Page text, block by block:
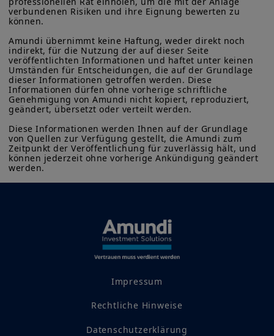
Teilen
sind. Wir empfehlen Ihnen, diese Bedingungen in Ihrem
eigenen Interesse aufmerksam zu lesen.
verbundenen Risiken und ihre Eignung bewerten zu
können.
Amundi übernimmt keine Haftung, weder direkt noch
indirekt, für die Nutzung der auf dieser Seite
veröffentlichten Informationen und haftet unter keinen
Umständen für Entscheidungen, die auf der Grundlage
dieser Informationen getroffen werden. Diese
Informationen dürfen ohne vorherige schriftliche
Genehmigung von Amundi nicht kopiert, reproduziert,
geändert, übersetzt oder verteilt werden.
Diese Informationen werden Ihnen auf der Grundlage
von Quellen zur Verfügung gestellt, die Amundi zum
Zeitpunkt der Veröffentlichung für zuverlässig hält, und
können jederzeit ohne vorherige Ankündigung geändert
werden.
Impressum
Rechtliche Hinweise
Datenschutzerklärung